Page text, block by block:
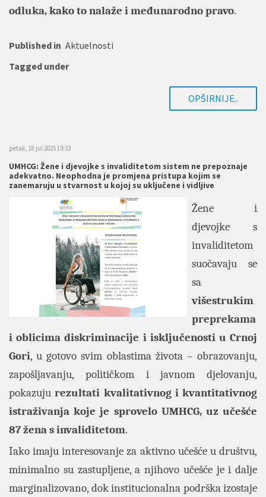
odluka, kako to nalaže i međunarodno pravo.
Published in Aktuelnosti
Tagged under
OPŠIRNIJE..
petak, 18 jul 2025 13:33
UMHCG: Žene i djevojke s invaliditetom sistem ne prepoznaje
adekvatno. Neophodna je promjena pristupa kojim se
zanemaruju u stvarnost u kojoj su uključene i vidljive
Žene i
djevojke s
invaliditetom
suočavaju se
sa
višestrukim
preprekama
i oblicima diskriminacije i isključenosti u Crnoj
Gori, u gotovo svim oblastima života – obrazovanju,
zapošljavanju, političkom i javnom djelovanju,
pokazujurezultati kvalitativnog i kvantitativnog
istraživanja koje je sprovelo UMHCG, uz učešće
87 žena s invaliditetom.
Iako imaju interesovanje za aktivno učešće u društvu,
minimalno su zastupljene, a njihovo učešće je i dalje
marginalizovano, dok institucionalna podrška izostaje